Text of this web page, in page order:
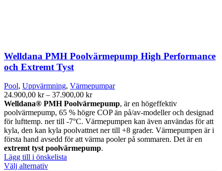
Welldana PMH Poolvärmepump High Performance
och Extremt Tyst
Pool, Uppvärmning, Värmepumpar
24.900,00 kr – 37.900,00 krPrisintervall:
24.900,00 kr
till
37.900,00 kr
Welldana® PMH Poolvärmepump, är en högeffektiv
poolvärmepump, 65 % högre COP än på/av-modeller och designad
för lufttemp. ner till -7°C. Värmepumpen kan även användas för att
kyla, den kan kyla poolvattnet ner till +8 grader. Värmepumpen är i
första hand avsedd för att värma pooler på sommaren. Det är en
extremt tyst poolvärmepump.
Lägg till i önskelista
Välj alternativDen